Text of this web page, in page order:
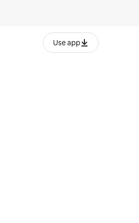
Use app